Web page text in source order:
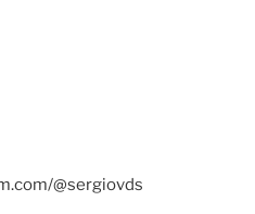
@sergiovds